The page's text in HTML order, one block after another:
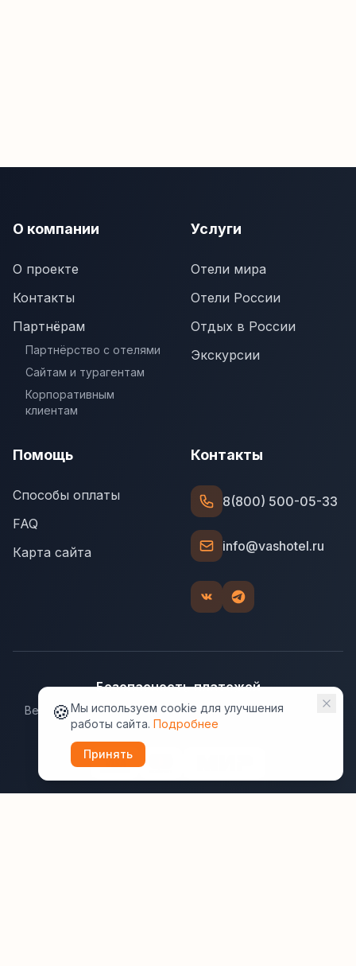
О компании
О проекте
Контакты
Партнёрам
Партнёрство с отелями
Сайтам и турагентам
Корпоративным
клиентам
Услуги
Отели мира
Отели России
Отдых в России
Экскурсии
Помощь
Способы оплаты
FAQ
Карта сайта
Контакты
8(800) 500-05-33
info@vashotel.ru
Безопасность платежей
Ведущие платёжные системы гарантируют надёжную
защиту данных.
🍪Мы используем cookie для улучшения
работы сайта. Подробнее
Принять